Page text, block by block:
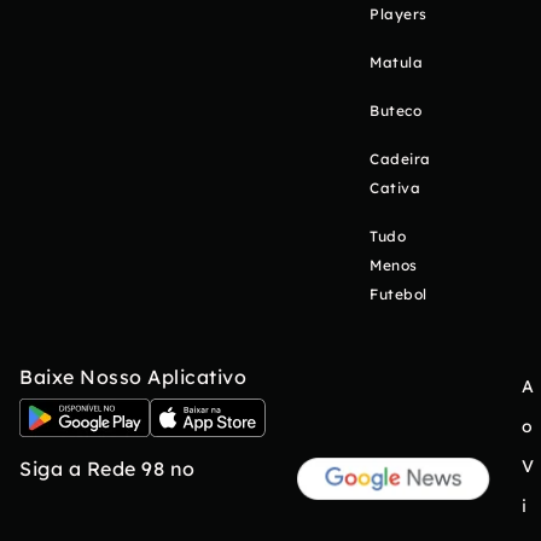
Players
Matula
Buteco
Cadeira
Cativa
Tudo
Menos
Futebol
Baixe Nosso Aplicativo
Siga a Rede 98 no
A
o
V
i